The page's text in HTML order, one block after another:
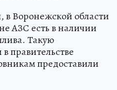
Воронежской области
АЗС есть в наличии
Такую
правительстве
предоставили